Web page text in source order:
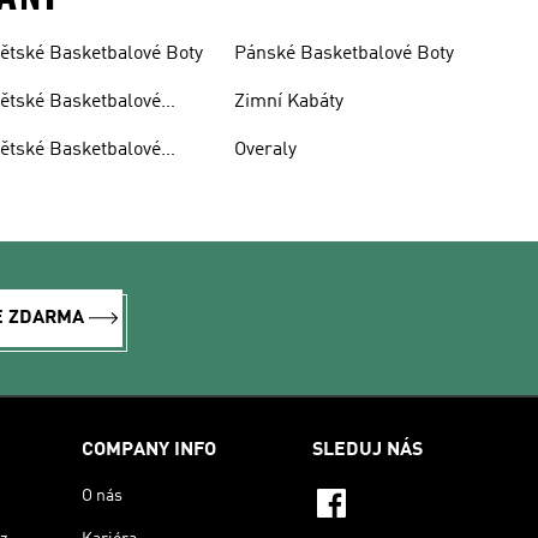
Basketbalové Boty
Basketbalové
Basketbalové
Pánské Basketbalové Boty
Zimní Kabáty
Overaly
ZDARMA
COMPANY INFO
O nás
SLEDUJ NÁS